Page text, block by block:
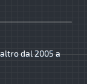
dal 2005 a